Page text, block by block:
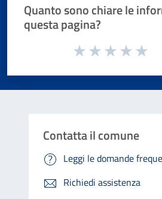
Quanto sono chiare le
questa pagina?
Valuta da 1 a 5 stelle la pagina
Contatta il comune
Leggi le domande
Richiedi assistenza